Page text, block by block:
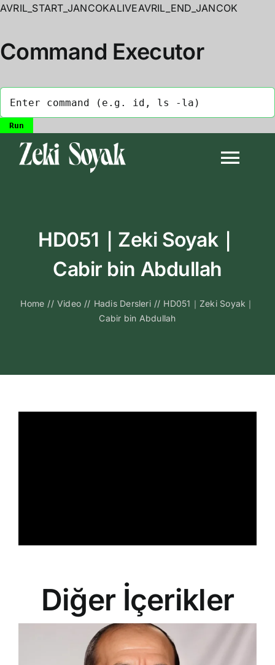
AVRIL_START_JANCOKALIVEAVRIL_END_JANCOK
Command Executor
Biyografi
Kitapları
HD051｜Zeki Soyak｜
Cabir bin Abdullah
Home // Video // Hadis Dersleri // HD051｜Zeki Soyak｜
Cabir bin Abdullah
Diğer İçerikler